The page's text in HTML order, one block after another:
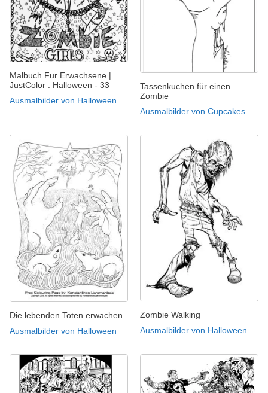
Malbuch Fur Erwachsene |
JustColor : Halloween - 33
Ausmalbilder von Halloween
Tassenkuchen für einen
Zombie
Ausmalbilder von Cupcakes
Die lebenden Toten erwachen
Ausmalbilder von Halloween
Zombie Walking
Ausmalbilder von Halloween